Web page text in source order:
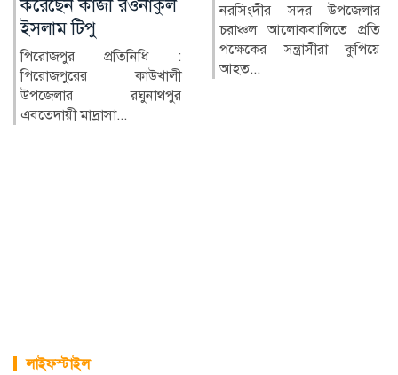
নরসিংদীর সদর উপজেলার
চরাঞ্চল আলোকবালিতে প্রতি
পক্ষেকের সন্ত্রাসীরা কুপিয়ে
আহত...
উলিপুরে জুলাই গণঅভ্যুত্থান
দিবসের অনুষ্ঠানে পেশাগত
দায়িত্ব পালনকালে স্টার নিউ...
লাইফস্টাইল